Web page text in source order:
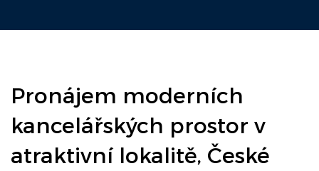
Pronájem moderních
kancelářských prostor v
atraktivní lokalitě, České